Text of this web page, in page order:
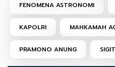
FENOMENA ASTRONOMI
KAPOLRI MAHKAMAH
PRAMONO ANUNG